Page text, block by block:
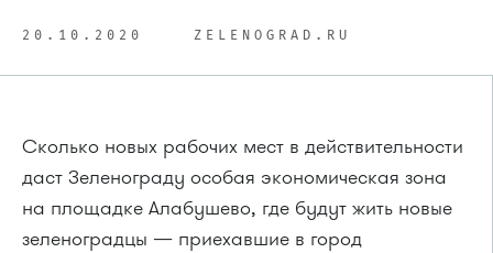
20.10.2020 ZELENOGRAD.RU
Сколько новых рабочих мест в действительности
даст Зеленограду особая экономическая зона
на площадке Алабушево, где будут жить новые
зеленоградцы — приехавшие в город